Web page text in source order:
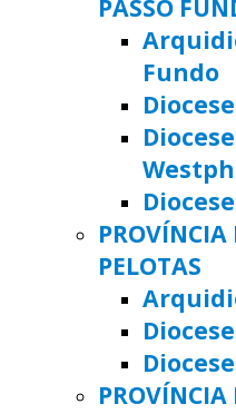
PASSO
Fundo
PROVÍNCIA
PELOTAS
PROVÍNCIA